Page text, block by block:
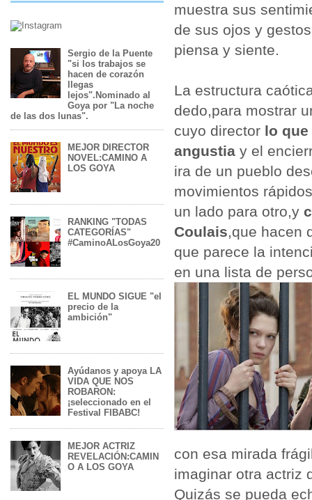
Sergio de la Puente
"si los trabajos se
hacen de corazón
llegas
lejos".Nominado al
Goya por "La noche
de las dos lunas".
MEJOR DIRECTOR
NOVEL:CAMINO A
LOS GOYA
RANKING "TODAS
CATEGORÍAS"
#CaminoALosGoya20
EL MUNDO SIGUE "el
precio de la
ambición"
Ayúdanos y apoya LA
VIDA QUE NOS
ROBARON:
¡seleccionado en el
Festival FIBABC!
MEJOR ACTRIZ
REVELACIÓN:CAMIN
O A LOS GOYA
muestra sus
de sus ojos y
piensa y siente.
La estructura
dedo,para mostrar
cuyo director lo que
angustia y el
ira de un pueblo
movimientos
un lado para otro,y
Coulais,que hacen
que parece la
en una lista de
con esa mirada
imaginar otra actriz
Quizás se pueda